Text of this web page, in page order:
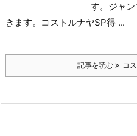
す。 ジャ
きます。
コストルナヤSP得 ...
記事を読む コ